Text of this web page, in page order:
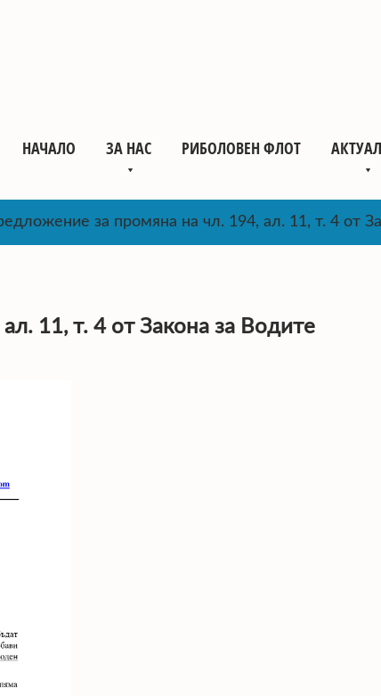
НАЧАЛО ЗА НАС РИБОЛОВЕН ФЛОТ
за промяна на чл. 194, ал. 11, т. 4 от
11, т. 4 от Закона за Водите